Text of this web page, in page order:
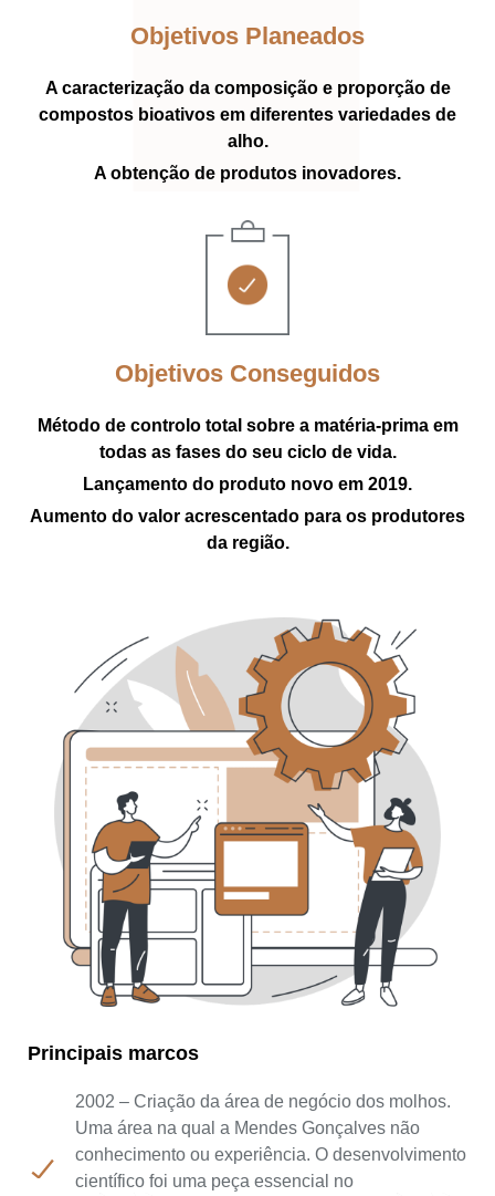
Objetivos Planeados
A caracterização da composição e proporção de
compostos bioativos em diferentes variedades de
alho.
A obtenção de produtos inovadores.
Objetivos Conseguidos
Método de controlo total sobre a matéria-prima em
todas as fases do seu ciclo de vida.
Lançamento do produto novo em 2019.
Aumento do valor acrescentado para os produtores
da região.
Principais marcos
2002 – Criação da área de negócio dos molhos.
Uma área na qual a Mendes Gonçalves não
conhecimento ou experiência. O desenvolvimento
científico foi uma peça essencial no